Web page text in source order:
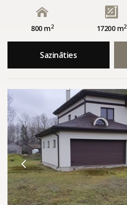
800 m2 17200 m2
Sazināties